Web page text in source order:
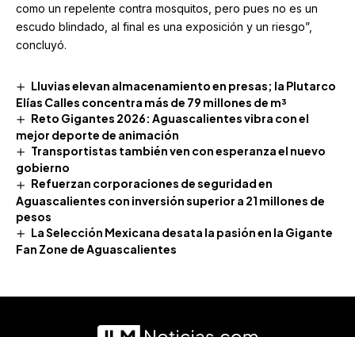
como un repelente contra mosquitos, pero pues no es un
escudo blindado, al final es una exposición y un riesgo”,
concluyó.
Lluvias elevan almacenamiento en presas; la Plutarco
Elías Calles concentra más de 79 millones de m³
Reto Gigantes 2026: Aguascalientes vibra con el
mejor deporte de animación
Transportistas también ven con esperanza el nuevo
gobierno
Refuerzan corporaciones de seguridad en
Aguascalientes con inversión superior a 21 millones de
pesos
La Selección Mexicana desata la pasión en la Gigante
Fan Zone de Aguascalientes